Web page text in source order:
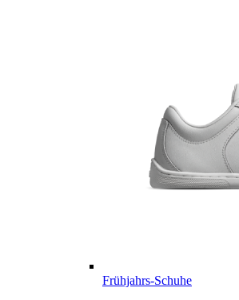
Frühjahrs-Schuhe